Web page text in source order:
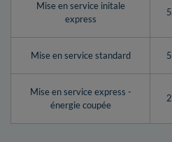
Mise en service initale
express
Mise en service standard
Mise en service express -
énergie coupée